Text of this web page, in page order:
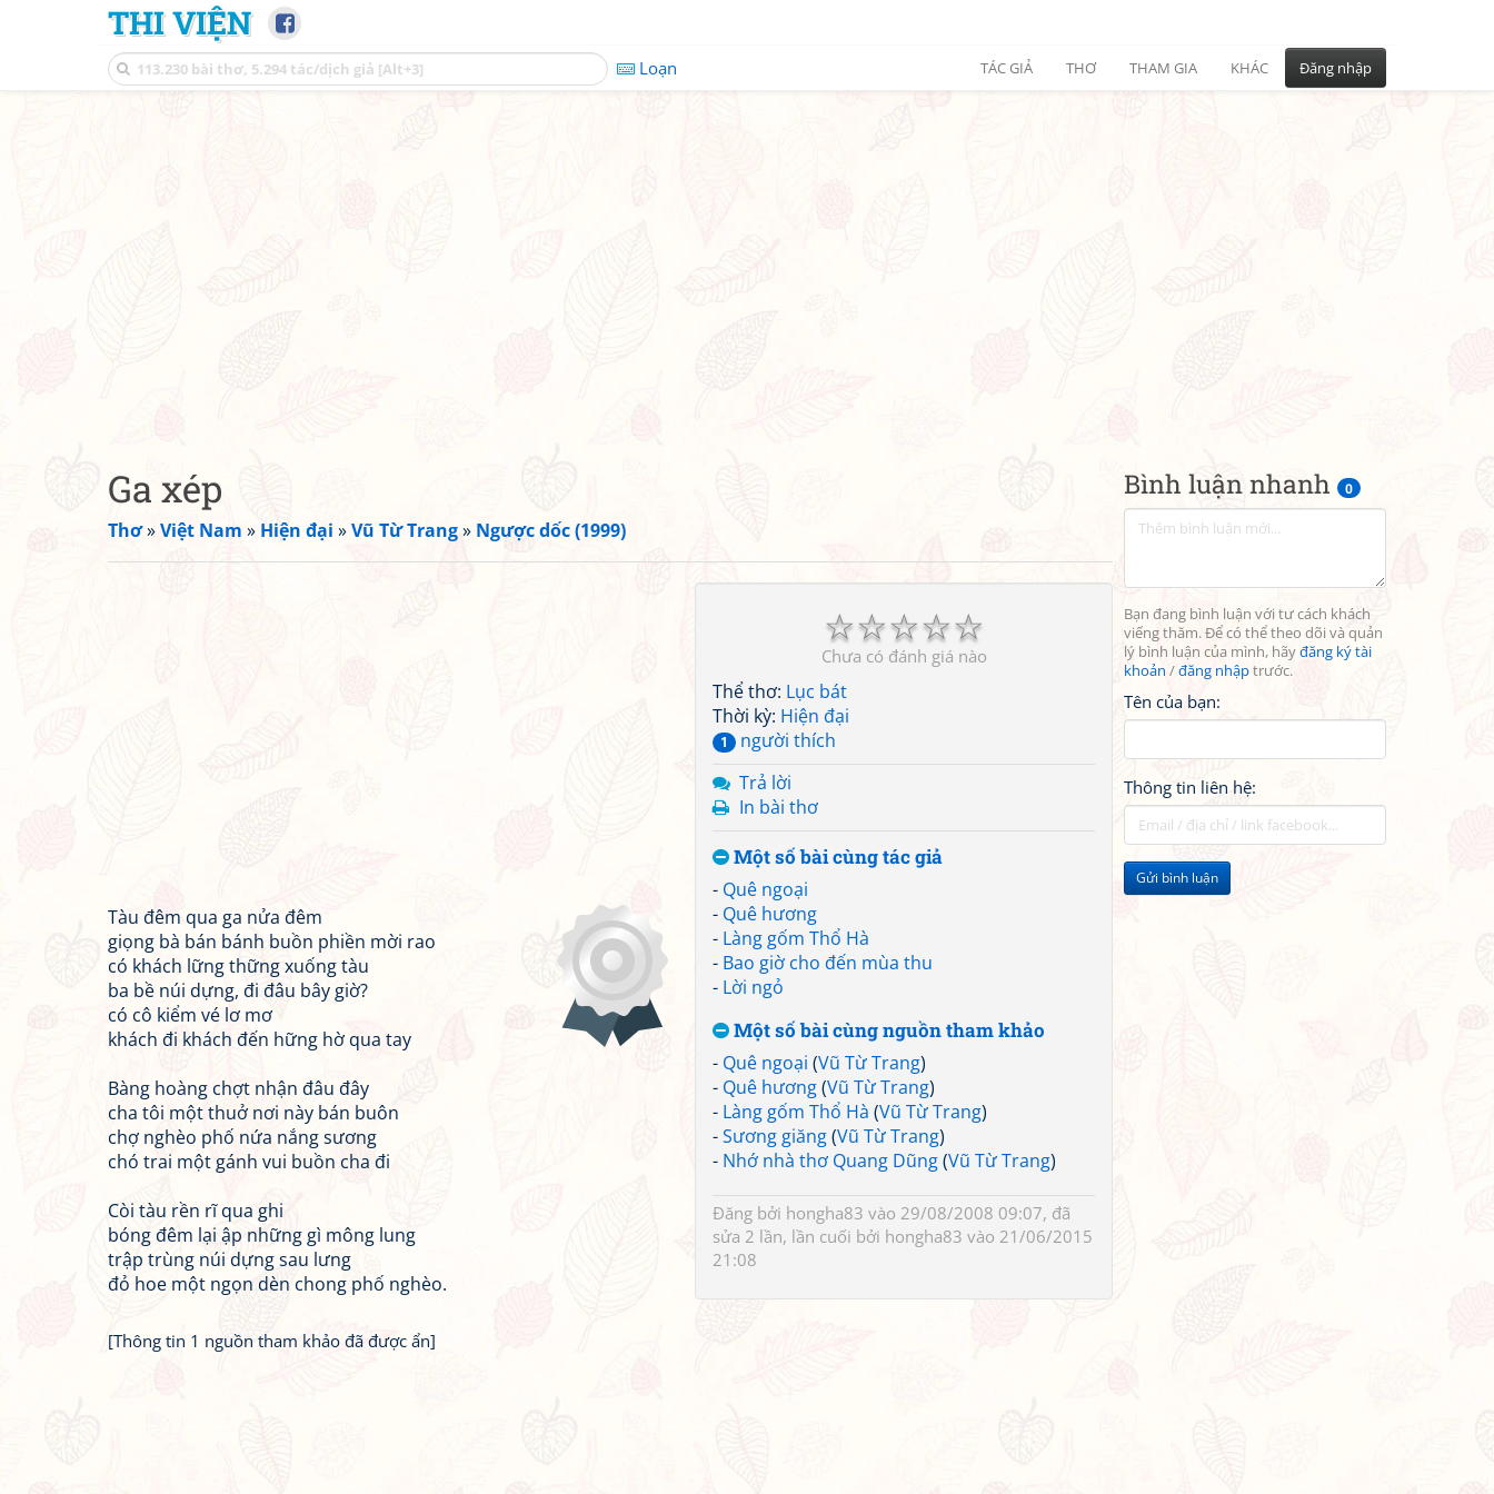
THI VIỆN
Loạn TÁC GIẢ THƠ THAM GIA KHÁC Đăng nhập
Bình luận nhanh 0
Bạn đang bình luận với tư cách khách
viếng thăm. Để có thể theo dõi và quản
lý bình luận của mình, hãyđăng ký tài
khoản /đăng nhậptrước.
Tên của bạn:
Thông tin liên hệ:
Gửi bình luận
Ga xép
Thơ»Việt Nam » Hiện đại »Vũ Từ Trang» Ngược dốc (1999)
☆
☆
☆
☆
☆
Chưa có đánh giá nào
Thể thơ: Lục bát
Thời kỳ: Hiện đại
1
người thích
Trả lời
In bài thơ
Một số bài cùng tác giả
- Quê ngoại
- Quê hương
- Làng gốm Thổ Hà
- Bao giờ cho đến mùa thu
- Lời ngỏ
Một số bài cùng nguồn tham khảo
- Quê ngoại (Vũ Từ Trang)
- Quê hương(Vũ Từ Trang)
- Làng gốm Thổ Hà (Vũ Từ Trang)
-Sương giăng(Vũ Từ Trang)
- Nhớ nhà thơ Quang Dũng(Vũ Từ Trang)
Đăng bởi hongha83 vào 29/08/2008 09:07, đã
sửa 2 lần, lần cuối bởi hongha83 vào 21/06/2015
21:08
Tàu đêm qua ga nửa đêm
giọng bà bán bánh buồn phiền mời rao
có khách lững thững xuống tàu
ba bề núi dựng, đi đâu bây giờ?
có cô kiểm vé lơ mơ
khách đi khách đến hững hờ qua tay
Bàng hoàng chợt nhận đâu đây
cha tôi một thuở nơi này bán buôn
chợ nghèo phố nứa nắng sương
chó trai một gánh vui buồn cha đi
Còi tàu rền rĩ qua ghi
bóng đêm lại ập những gì mông lung
trập trùng núi dựng sau lưng
đỏ hoe một ngọn dèn chong phố nghèo.
[Thông tin 1 nguồn tham khảo đã được ẩn]